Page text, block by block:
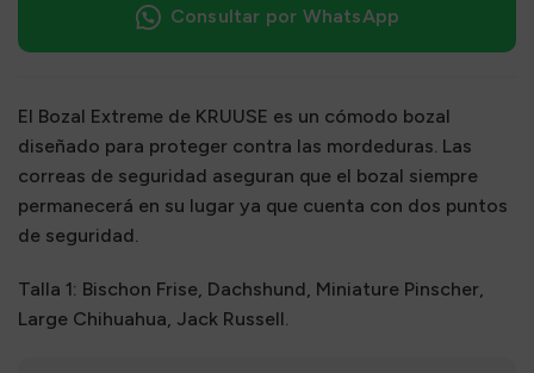
Consultar por WhatsApp
El Bozal Extreme de KRUUSE es un cómodo bozal
diseñado para proteger contra las mordeduras. Las
correas de seguridad aseguran que el bozal siempre
permanecerá en su lugar ya que cuenta con dos puntos
de seguridad.
Talla 1: Bischon Frise, Dachshund, Miniature Pinscher,
Large Chihuahua, Jack Russell.